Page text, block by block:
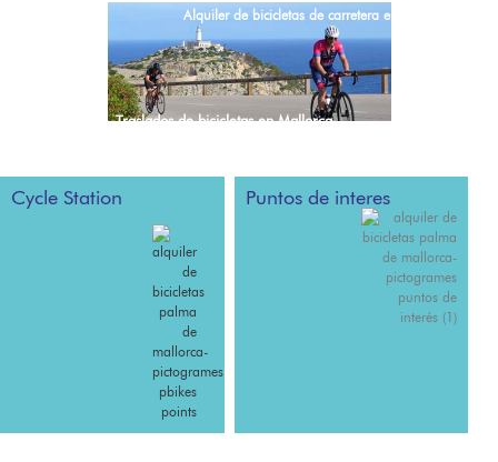
Alquiler de bicicletas de carretera en Palma​
Traslados de bicicletas en Mallorca
Cycle Station Puntos de interes